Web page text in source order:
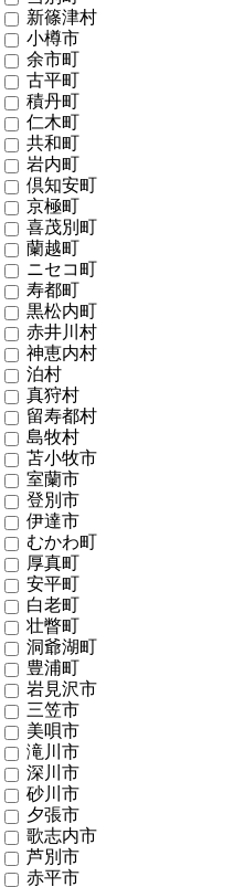
新篠津村
小樽市
余市町
古平町
積丹町
仁木町
共和町
岩内町
倶知安町
京極町
喜茂別町
蘭越町
ニセコ町
寿都町
黒松内町
赤井川村
神恵内村
泊村
真狩村
留寿都村
島牧村
苫小牧市
室蘭市
登別市
伊達市
むかわ町
厚真町
安平町
白老町
壮瞥町
洞爺湖町
豊浦町
岩見沢市
三笠市
美唄市
滝川市
深川市
砂川市
夕張市
歌志内市
芦別市
赤平市